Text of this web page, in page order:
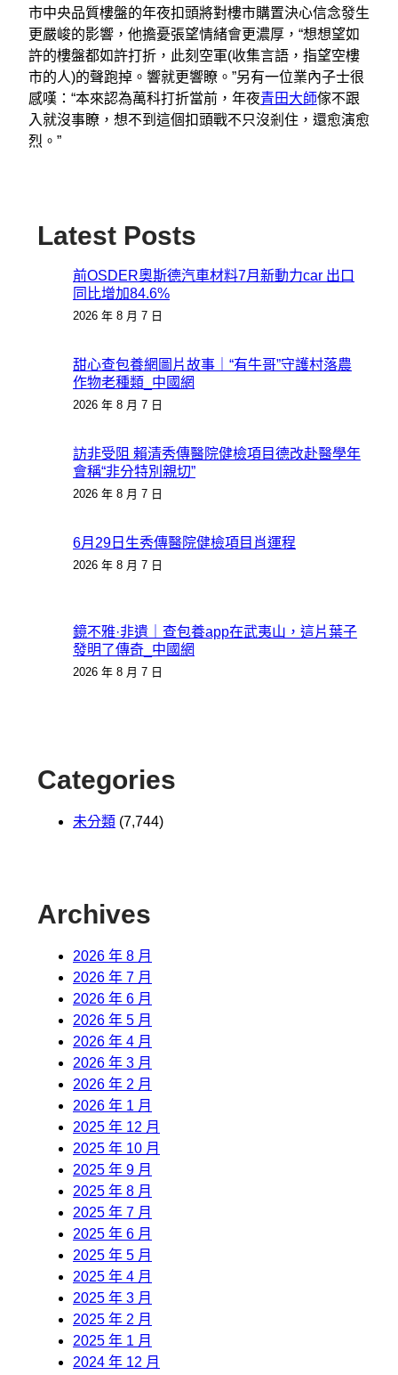
市中央品質樓盤的年夜扣頭將對樓市購置決心信念發生
更嚴峻的影響，他擔憂張望情緒會更濃厚，“想想望如
許的樓盤都如許打折，此刻空軍(收集言語，指望空樓
市的人)的聲跑掉。響就更響瞭。”另有一位業內子士很
感嘆：“本來認為萬科打折當前，年夜青田大師傢不跟
入就沒事瞭，想不到這個扣頭戰不只沒剎住，還愈演愈
烈。”
Latest Posts
前OSDER奧斯德汽車材料7月新動力car 出口
同比增加84.6%
2026 年 8 月 7 日
甜心查包養網圖片故事｜“有牛哥”守護村落農
作物老種類_中國網
2026 年 8 月 7 日
訪非受阻 賴清秀傳醫院健檢項目德改赴醫學年
會稱“非分特別親切”
2026 年 8 月 7 日
6月29日生秀傳醫院健檢項目肖運程
2026 年 8 月 7 日
鏡不雅·非遺｜查包養app在武夷山，這片葉子
發明了傳奇_中國網
2026 年 8 月 7 日
Categories
未分類 (7,744)
Archives
2026 年 8 月
2026 年 7 月
2026 年 6 月
2026 年 5 月
2026 年 4 月
2026 年 3 月
2026 年 2 月
2026 年 1 月
2025 年 12 月
2025 年 10 月
2025 年 9 月
2025 年 8 月
2025 年 7 月
2025 年 6 月
2025 年 5 月
2025 年 4 月
2025 年 3 月
2025 年 2 月
2025 年 1 月
2024 年 12 月